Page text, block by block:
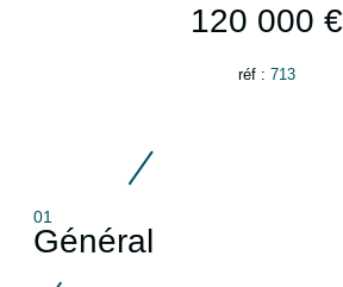
120 000 €
réf : 713
01
Général